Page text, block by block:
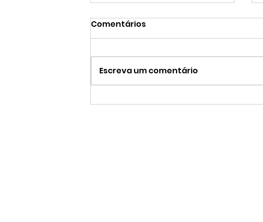
Frutas no escritório: por
Comentários
Escreva um comentário